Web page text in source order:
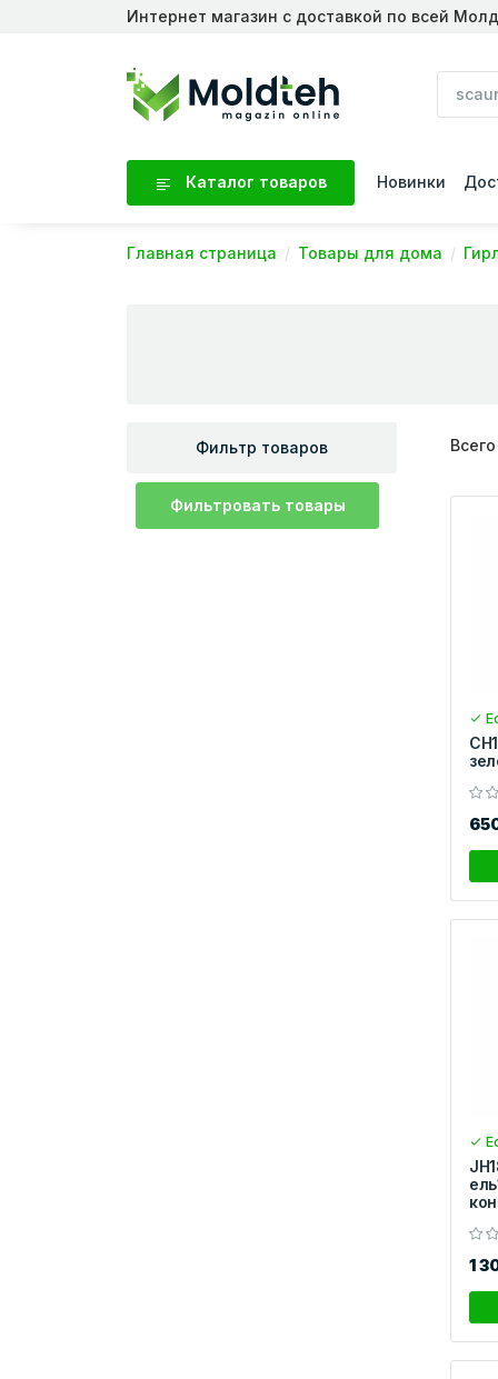
Интернет магазин с доставкой по всей
Каталог товаров Новинки
Главная страница Товары для дома
Фильтр товаров
Фильтровать товары
1